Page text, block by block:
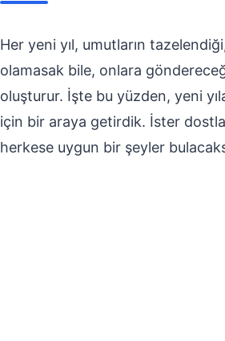
Her yeni yıl, umutların
olamasak bile, onlara
oluşturur. İşte bu yüzden, yeni
için bir araya getirdik. İster
herkese uygun bir şeyler